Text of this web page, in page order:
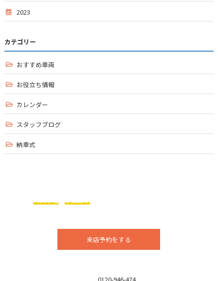
2023
カテゴリー
おすすめ車両
お役立ち情報
カレンダー
スタッフブログ
納車式
来店予約をする